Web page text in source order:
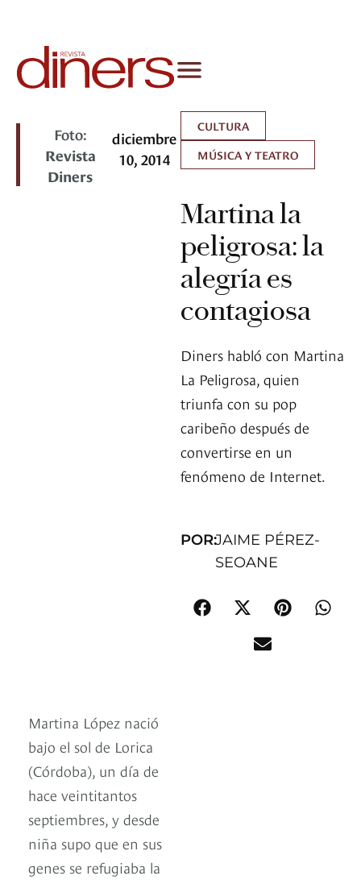
Foto:
Revista
Diners
diciembre
10, 2014
CULTURA
MÚSICA Y TEATRO
Martina la
peligrosa: la
alegría es
contagiosa
Diners habló con Martina
La Peligrosa, quien
triunfa con su pop
caribeño después de
convertirse en un
fenómeno de Internet.
POR:JAIME PÉREZ-
SEOANE
Martina López nació
bajo el sol de Lorica
(Córdoba), un día de
hace veintitantos
septiembres, y desde
niña supo que en sus
genes se refugiaba la